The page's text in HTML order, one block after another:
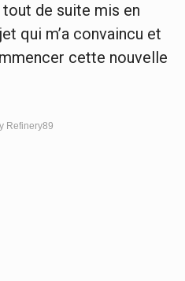
tout de suite mis en
qui m’a convaincu et
cette nouvelle
Refinery89